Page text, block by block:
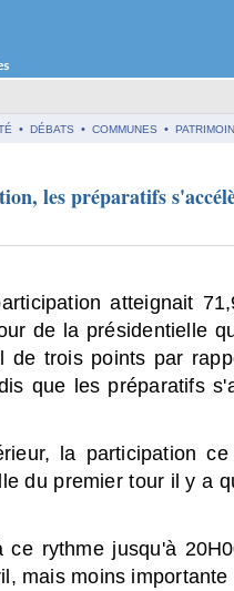
• DÉBATS • COMMUNES •
les préparatifs
atteignait
de la présidentielle
de trois points par
que les préparatifs
la participation
du premier tour il y a
ce rythme jusqu'à
mais moins